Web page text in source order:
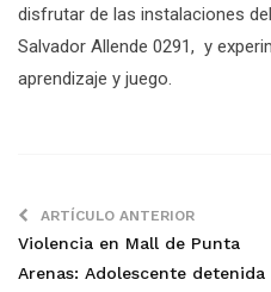
disfrutar de las instalaciones
Salvador Allende 0291, y
aprendizaje y juego.
ARTÍCULO ANTERIOR
Violencia en Mall de Punta
Arenas: Adolescente detenida